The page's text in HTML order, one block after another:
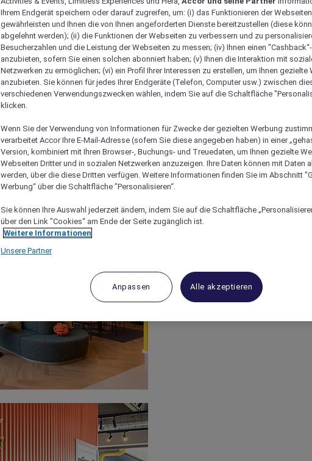
Ihrem Endgerät speichern oder darauf zugreifen, um: (i) das Funktionieren der
gewährleisten und Ihnen die von Ihnen angeforderten Dienste bereitzustellen (diese
abgelehnt werden); (ii) die Funktionen der Webseiten zu verbessern und zu
Besucherzahlen und die Leistung der Webseiten zu messen; (iv) Ihnen einen
anzubieten, sofern Sie einen solchen abonniert haben; (v) Ihnen die Interaktion mit
Netzwerken zu ermöglichen; (vi) ein Profil Ihrer Interessen zu erstellen, um Ihnen gezielte
anzubieten. Sie können für jedes Ihrer Endgeräte (Telefon, Computer usw.) zwischen
verschiedenen Verwendungszwecken wählen, indem Sie auf die Schaltfläche
klicken.
Wenn Sie der Verwendung von Informationen für Zwecke der gezielten Werbung
verarbeitet Accor Ihre E-Mail-Adresse (sofern Sie diese angegeben haben) in einer
Version, kombiniert mit Ihren Browser-, Buchungs- und Treuedaten, um Ihnen gezielte
Webseiten Dritter und in sozialen Netzwerken anzuzeigen. Ihre Daten können mit Daten
werden, über die diese Dritten verfügen. Weitere Informationen finden Sie im Abschnitt
Werbung“ über die Schaltfläche "Personalisieren“.
Sie können Ihre Auswahl jederzeit ändern, indem Sie auf die Schaltfläche
über den Link "Cookies“ am Ende der Seite zugänglich ist.
Weitere Informationen
Unsere Partner
Anpassen Alle akzeptieren